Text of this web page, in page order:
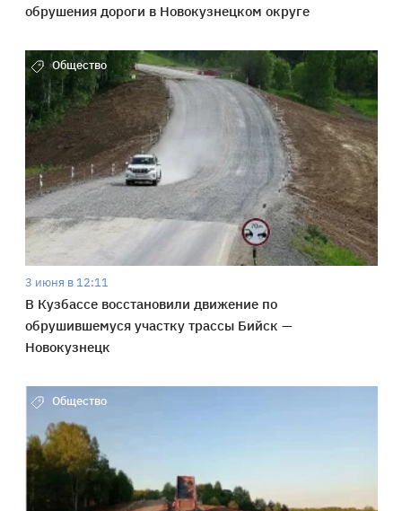
обрушения дороги в Новокузнецком округе
Общество
3 июня в 12:11
В Кузбассе восстановили движение по
обрушившемуся участку трассы Бийск —
Новокузнецк
Общество